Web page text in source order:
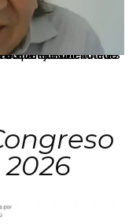
de Gracias Presidenciales conforme al procedimiento establecido.